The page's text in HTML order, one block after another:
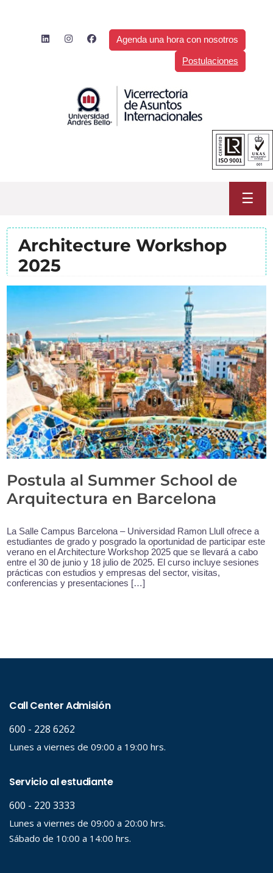
Agenda una hora con nosotros
Postulaciones
☰
Architecture Workshop
2025
Postula al Summer School de
Arquitectura en Barcelona
La Salle Campus Barcelona – Universidad Ramon Llull ofrece a
estudiantes de grado y posgrado la oportunidad de participar este
verano en el Architecture Workshop 2025 que se llevará a cabo
entre el 30 de junio y 18 julio de 2025. El curso incluye sesiones
prácticas con estudios y empresas del sector, visitas,
conferencias y presentaciones […]